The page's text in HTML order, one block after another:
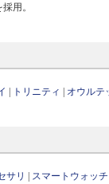
用。
トリニティ オウルテ
サリ スマートウォッ